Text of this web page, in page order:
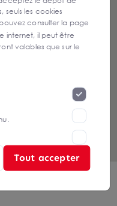
seuls les cookies
consulter la page
internet, il peut être
valables que sur le
Tout accepter